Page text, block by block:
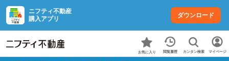
ニフティ不動産
購入アプリ
ダウンロード
お気に入り 閲覧履歴 カンタン検索 マイページ